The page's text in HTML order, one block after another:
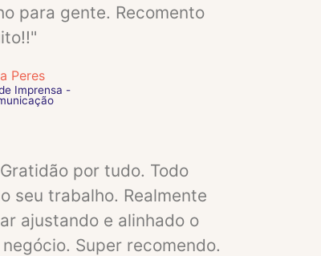
para gente. Recomento
Peres
Imprensa -
por tudo. Todo
seu trabalho. Realmente
ajustando e alinhado o
Super recomendo.